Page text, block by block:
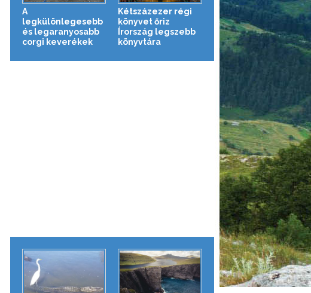
A
legkülönlegesebb
és legaranyosabb
corgi keverékek
Kétszázezer régi
könyvet őriz
Írország legszebb
könyvtára